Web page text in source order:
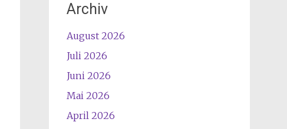
Archiv
August 2026
Juli 2026
Juni 2026
Mai 2026
April 2026